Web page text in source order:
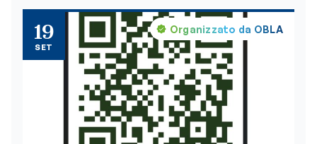
Organizzato da OBLA
19
SET